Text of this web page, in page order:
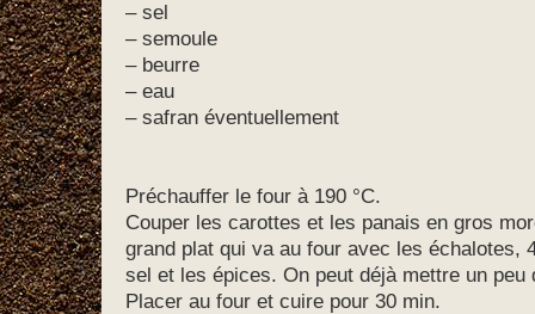
– sel
– semoule
– beurre
– eau
– safran éventuellement
Préchauffer le four à 190 °C.
Couper les carottes et les panais en gros
grand plat qui va au four avec les échalotes,
sel et les épices. On peut déjà mettre un peu
Placer au four et cuire pour 30 min.